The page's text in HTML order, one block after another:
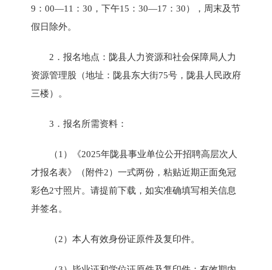
9：00—11：30，下午15：30—17：30），周末及节
假日除外。
2．报名地点：陇县人力资源和社会保障局人力
资源管理股（地址：陇县东大街75号，陇县人民政府
三楼）。
3．报名所需资料：
（1）《2025年陇县事业单位公开招聘高层次人
才报名表》（附件2）一式两份，粘贴近期正面免冠
彩色2寸照片。请提前下载，如实准确填写相关信息
并签名。
（2）本人有效身份证原件及复印件。